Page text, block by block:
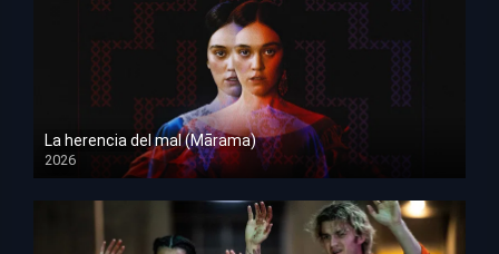
La herencia del mal (Mārama)
2026
HD 1080p